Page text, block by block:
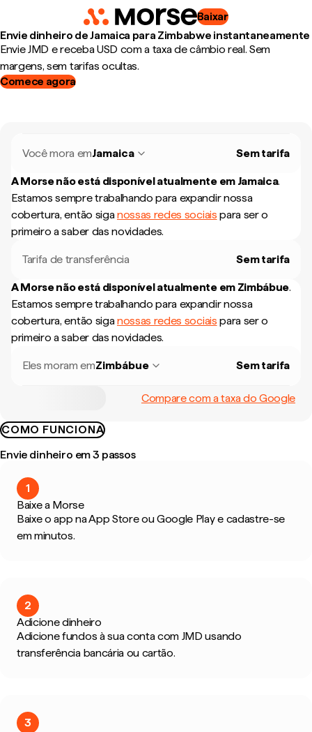
Baixar
Envie dinheiro de Jamaica para Zimbabwe instantaneamente
Envie JMD e receba USD com a taxa de câmbio real. Sem
margens, sem tarifas ocultas.
Comece agora
Você mora emJamaica Sem tarifa
A Morse não está disponível atualmente em Jamaica.
Estamos sempre trabalhando para expandir nossa
cobertura, então siganossas redes sociais para ser o
primeiro a saber das novidades.
Tarifa de transferência Sem tarifa
A Morse não está disponível atualmente em Zimbábue.
Estamos sempre trabalhando para expandir nossa
cobertura, então siganossas redes sociais para ser o
primeiro a saber das novidades.
Eles moram emZimbábue Sem tarifa
Compare com a taxa do Google
COMO FUNCIONA
Envie dinheiro em 3 passos
1
Baixe a Morse
Baixe o app na App Store ou Google Play e cadastre-se
em minutos.
2
Adicione dinheiro
Adicione fundos à sua conta com JMD usando
transferência bancária ou cartão.
3